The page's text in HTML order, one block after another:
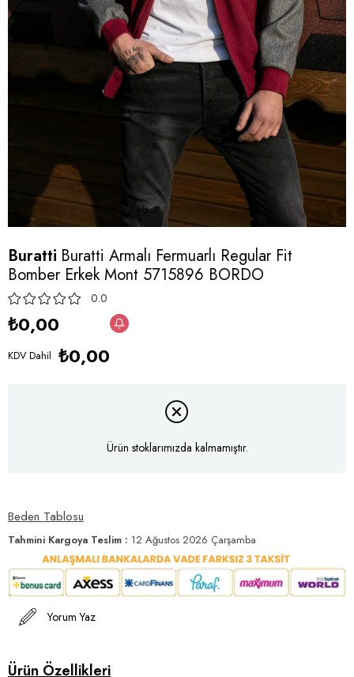
Buratti Buratti Armalı Fermuarlı Regular Fit
Bomber Erkek Mont 5715896 BORDO
0.0
₺0,00
KDV Dahil ₺0,00
Ürün stoklarımızda kalmamıştır.
Beden Tablosu
Tahmini Kargoya Teslim : 12 Ağustos 2026 Çarşamba
Yorum Yaz